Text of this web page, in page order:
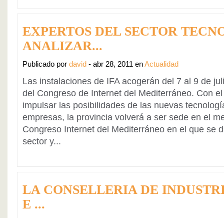
EXPERTOS DEL SECTOR
ANALIZAR...
Publicado por david - abr 28, 2011 enActualidad
Las instalaciones de IFA acogerán del 7 al 9 de
del Congreso de Internet del Mediterráneo. Con
impulsar las posibilidades de las nuevas
empresas, la provincia volverá a ser sede en el
Congreso Internet del Mediterráneo en el que se
sector y...
LA CONSELLERIA DE
E ...